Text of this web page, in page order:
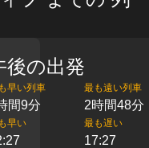
後の出発
早い列車
間9分
最も遠い列車
2時間48分
早い 最も遅い
17:27